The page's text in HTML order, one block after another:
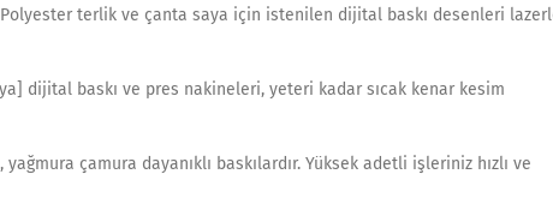
terlik ve çanta saya için istenilen dijital baskı desenleri
dijital baskı ve pres nakineleri, yeteri kadar sıcak kenar kesim
çamura dayanıklı baskılardır. Yüksek adetli işleriniz hızlı ve